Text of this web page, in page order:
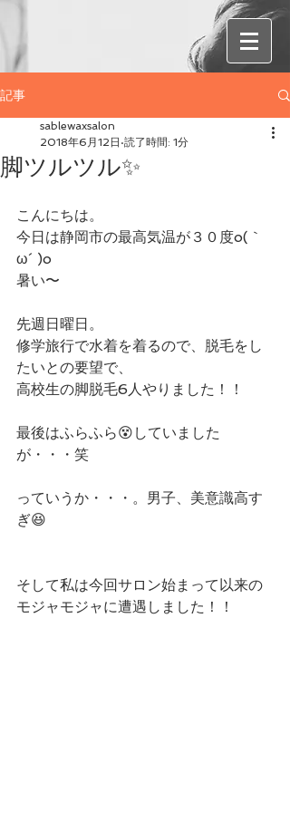
記事
脚ツルツル✨
sablewaxsalon
2018年6月12日 読了時間: 1分
こんにちは。
今日は静岡市の最高気温が３０度o(｀
ω´ )o
暑い〜
先週日曜日。
修学旅行で水着を着るので、脱毛をし
たいとの要望で、
高校生の脚脱毛6人やりました！！
最後はふらふら😵していました
が・・・笑
っていうか・・・。男子、美意識高す
ぎ😆
そして私は今回サロン始まって以来の
モジャモジャに遭遇しました！！